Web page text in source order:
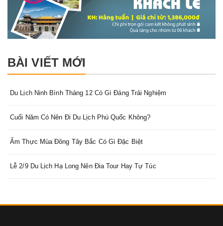
BÀI VIẾT MỚI
Du Lịch Ninh Bình Tháng 12 Có Gì Đáng Trải Nghiệm
Cuối Năm Có Nên Đi Du Lịch Phú Quốc Không?
Ẩm Thực Mùa Đông Tây Bắc Có Gì Đặc Biệt
Lễ 2/9 Du Lịch Hạ Long Nên Đia Tour Hay Tự Túc